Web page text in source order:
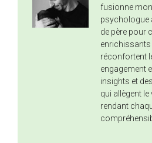
fusionne
psychologue
de père pour
enrichissants
réconfortent
engagement
insights et
qui allègent le
rendant